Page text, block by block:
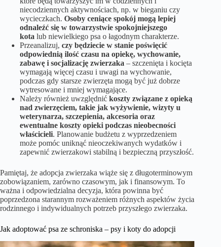
niecodziennych aktywnościach, np. w bieganiu czy
wycieczkach. Osoby ceniące spokój mogą lepiej
odnaleźć się w towarzystwie spokojniejszego
kota lub niewielkiego psa o łagodnym charakterze.
Przeanalizuj, czy będziecie w stanie poświęcić
odpowiednią ilość czasu na opiekę, wychowanie,
zabawę i socjalizację zwierzaka – szczenięta i kocięta
wymagają więcej czasu i uwagi na wychowanie,
podczas gdy starsze zwierzęta mogą być już dobrze
wytresowane i mniej wymagające.
Należy również uwzględnić koszty związane z opieką
nad zwierzęciem, takie jak wyżywienie, wizyty u
weterynarza, szczepienia, akcesoria oraz
ewentualne koszty opieki podczas nieobecności
właścicieli. Planowanie budżetu z wyprzedzeniem
może pomóc uniknąć nieoczekiwanych wydatków i
zapewnić zwierzakowi stabilną i bezpieczną przyszłość.
Pamiętaj, że adopcja zwierzaka wiąże się z długoterminowym
zobowiązaniem, zarówno czasowym, jak i finansowym. To
ważna i odpowiedzialna decyzja, która powinna być
poprzedzona starannym rozważeniem różnych aspektów życia
rodzinnego i indywidualnych potrzeb przyszłego zwierzaka.
Jak adoptować psa ze schroniska – psy i koty do adopcji